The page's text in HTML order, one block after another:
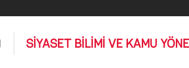
SİYASET BİLİMİ VE KAMU